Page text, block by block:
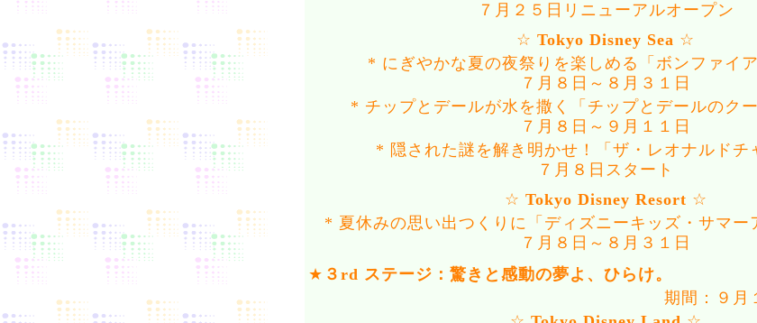
７月２５日リニューアルオープン
☆ Tokyo Disney Sea ☆
* にぎやかな夏の夜祭りを楽しめる「ボンファイア
７月８日～８月３１日
* チップとデールが水を撒く「チップとデールのクー
７月８日～９月１１日
* 隠された謎を解き明かせ！「ザ・レオナルドチ
７月８日スタート
☆ Tokyo Disney Resort ☆
* 夏休みの思い出つくりに「ディズニーキッズ・サマー
７月８日～８月３１日
★ ３rd ステージ：驚きと感動の夢よ、ひらけ。
期間：９月